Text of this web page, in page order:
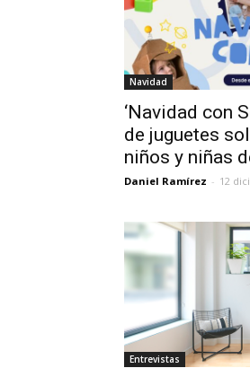
Navidad
‘Navidad con
de juguetes
niños y niñas
Daniel Ramírez - 12
Entrevistas